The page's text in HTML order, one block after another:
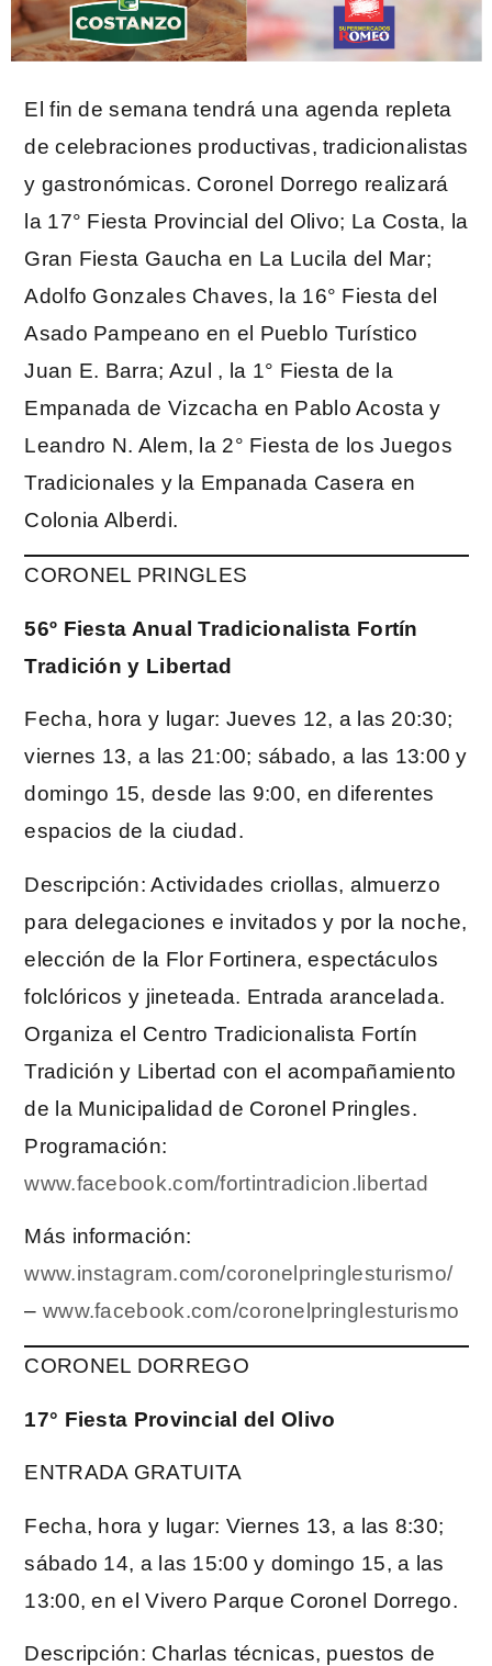
El fin de semana tendrá una agenda repleta
de celebraciones productivas, tradicionalistas
y gastronómicas. Coronel Dorrego realizará
la 17° Fiesta Provincial del Olivo; La Costa, la
Gran Fiesta Gaucha en La Lucila del Mar;
Adolfo Gonzales Chaves, la 16° Fiesta del
Asado Pampeano en el Pueblo Turístico
Juan E. Barra; Azul , la 1° Fiesta de la
Empanada de Vizcacha en Pablo Acosta y
Leandro N. Alem, la 2° Fiesta de los Juegos
Tradicionales y la Empanada Casera en
Colonia Alberdi.
CORONEL PRINGLES
56º Fiesta Anual Tradicionalista Fortín
Tradición y Libertad
Fecha, hora y lugar: Jueves 12, a las 20:30;
viernes 13, a las 21:00; sábado, a las 13:00 y
domingo 15, desde las 9:00, en diferentes
espacios de la ciudad.
Descripción: Actividades criollas, almuerzo
para delegaciones e invitados y por la noche,
elección de la Flor Fortinera, espectáculos
folclóricos y jineteada. Entrada arancelada.
Organiza el Centro Tradicionalista Fortín
Tradición y Libertad con el acompañamiento
de la Municipalidad de Coronel Pringles.
Programación:
www.facebook.com/fortintradicion.libertad
Más información:
www.instagram.com/coronelpringlesturismo/
–www.facebook.com/coronelpringlesturismo
CORONEL DORREGO
17° Fiesta Provincial del Olivo
ENTRADA GRATUITA
Fecha, hora y lugar: Viernes 13, a las 8:30;
sábado 14, a las 15:00 y domingo 15, a las
13:00, en el Vivero Parque Coronel Dorrego.
Descripción: Charlas técnicas, puestos de